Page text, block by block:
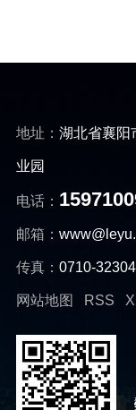
地址：湖北省襄阳
业园
电话：
邮箱：
传真：0710-
网站地图 RSS